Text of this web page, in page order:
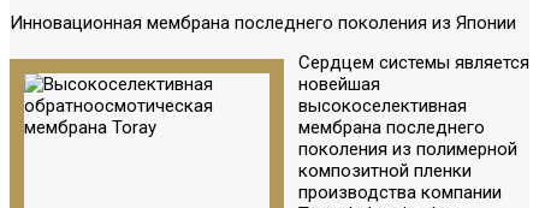
Инновационная мембрана последнего поколения из Японии
Сердцем системы является
новейшая
высокоселективная
мембрана последнего
поколения из полимерной
композитной пленки
производства компании